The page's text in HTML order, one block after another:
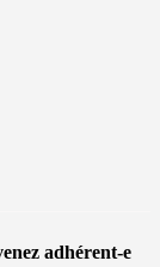
adhérent-e